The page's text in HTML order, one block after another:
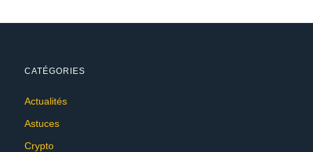
CATÉGORIES
Actualités
Astuces
Crypto